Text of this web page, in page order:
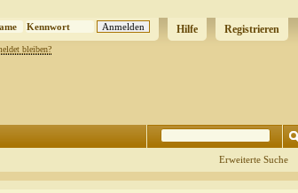
Registrieren
Hilfe
bleiben?
Erweiterte Suche